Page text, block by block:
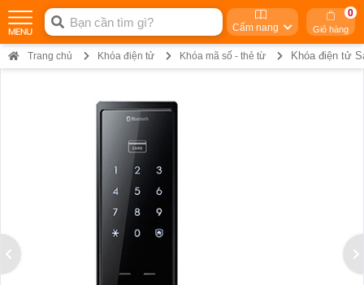
Cẩm nang Giỏ hàng
0
Trang chủ Khóa điện tử Khóa mã số - thẻ từ Khóa điện tử